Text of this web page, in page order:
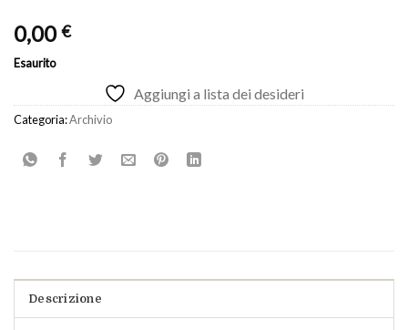
0,00€
Esaurito
Aggiungi a lista dei desideri
Categoria:Archivio
Descrizione